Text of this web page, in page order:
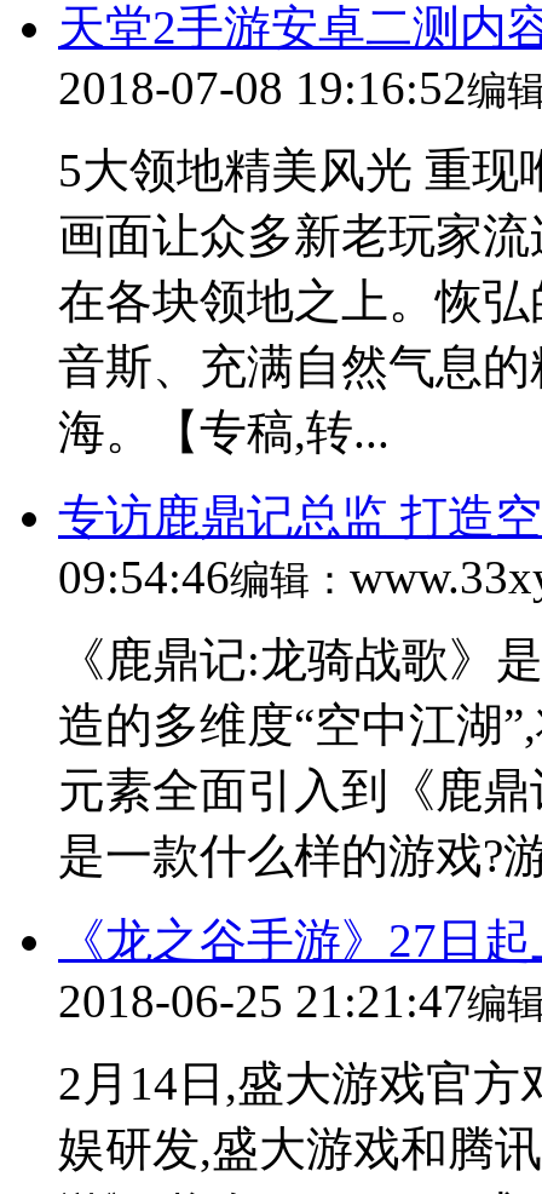
天堂2手游安卓二测内
2018-07-08 19:16:52编
5大领地精美风光 重
画面让众多新老玩家
在各块领地之上。恢
音斯、充满自然气息
海。【专稿,转...
专访鹿鼎记总监 打造
09:54:46编辑：
《鹿鼎记:龙骑战歌》
造的多维度“空中江湖
元素全面引入到《鹿
是一款什么样的游戏?
《龙之谷手游》27日
2018-06-25 21:21:47编
2月14日,盛大游戏官
娱研发,盛大游戏和腾